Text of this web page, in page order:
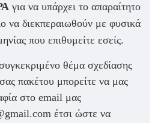
για να υπάρχει το απαραίτητο
να διεκπεραιωθούν με φυσικά
που επιθυμείτε εσείς.
θέμα σχεδίασης
πακέτου μπορείτε να μας
στο email μας
έτσι ώστε να